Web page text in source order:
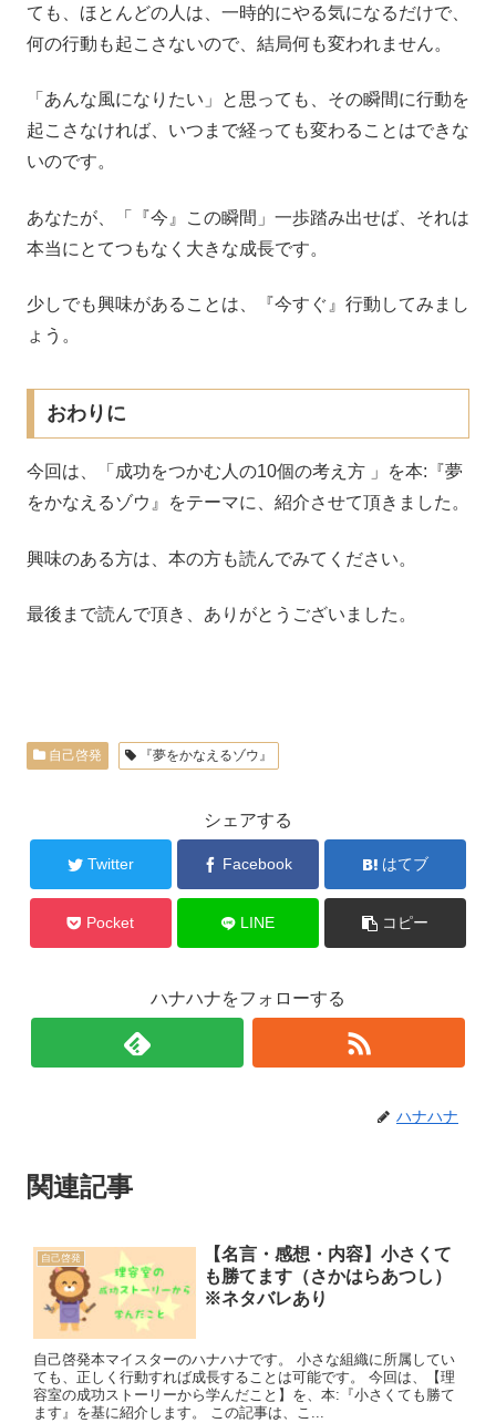
ても、ほとんどの人は、一時的にやる気になるだけで、
何の行動も起こさないので、結局何も変われません。
「あんな風になりたい」と思っても、その瞬間に行動を
起こさなければ、いつまで経っても変わることはできな
いのです。
あなたが、「『今』この瞬間」一歩踏み出せば、それは
本当にとてつもなく大きな成長です。
少しでも興味があることは、『今すぐ』行動してみまし
ょう。
おわりに
今回は、「成功をつかむ人の10個の考え方 」を本:『夢
をかなえるゾウ』をテーマに、紹介させて頂きました。
興味のある方は、本の方も読んでみてください。
最後まで読んで頂き、ありがとうございました。
自己啓発 『夢をかなえるゾウ』
シェアする
Twitter Facebook はてブ
Pocket LINE コピー
ハナハナをフォローする
ハナハナ
関連記事
自己啓発
【名言・感想・内容】小さくて
も勝てます（さかはらあつし）
※ネタバレあり
自己啓発本マイスターのハナハナです。 小さな組織に所属してい
ても、正しく行動すれば成長することは可能です。 今回は、【理
容室の成功ストーリーから学んだこと】を、本:『小さくても勝て
ます』を基に紹介します。 この記事は、こ...